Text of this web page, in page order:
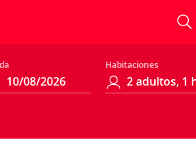
Habitaciones